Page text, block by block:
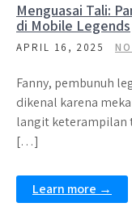
Menguasai Tali:
di Mobile Legends
APRIL 16, 2025
Fanny, pembunuh
dikenal karena
langit keterampilan
[…]
Learn more →